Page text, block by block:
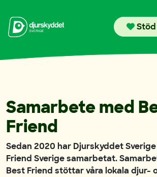
Stöd
Samarbete med
Friend
Sedan 2020 har Djurskyddet
Friend Sverige samarbetat.
Best Friend stöttar våra lokala djur-